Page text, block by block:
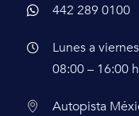
442 289 0100
Lunes a viernes
08:00 – 16:00
Autopista